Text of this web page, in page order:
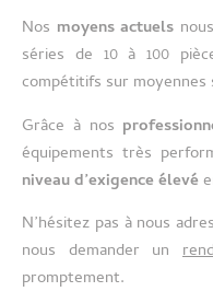
Nos moyens actuels
séries de 10 à 100
compétitifs sur moyennes
Grâce à nos
équipements très
niveau d’exigence élevé
N’hésitez pas à nous
nous demander un
promptement.